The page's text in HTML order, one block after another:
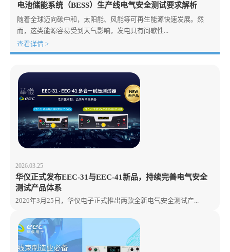
电池储能系统（BESS）生产线电气安全测试要求解析
随着全球迈向碳中和，太阳能、风能等可再生能源快速发展。然
而，这类能源容易受到天气影响，发电具有间歇性...
查看详情 >
2026.03.25
华仪正式发布EEC-31与EEC-41新品，持续完善电气安全
测试产品体系
2026年3月25日，华仪电子正式推出两款全新电气安全测试产...